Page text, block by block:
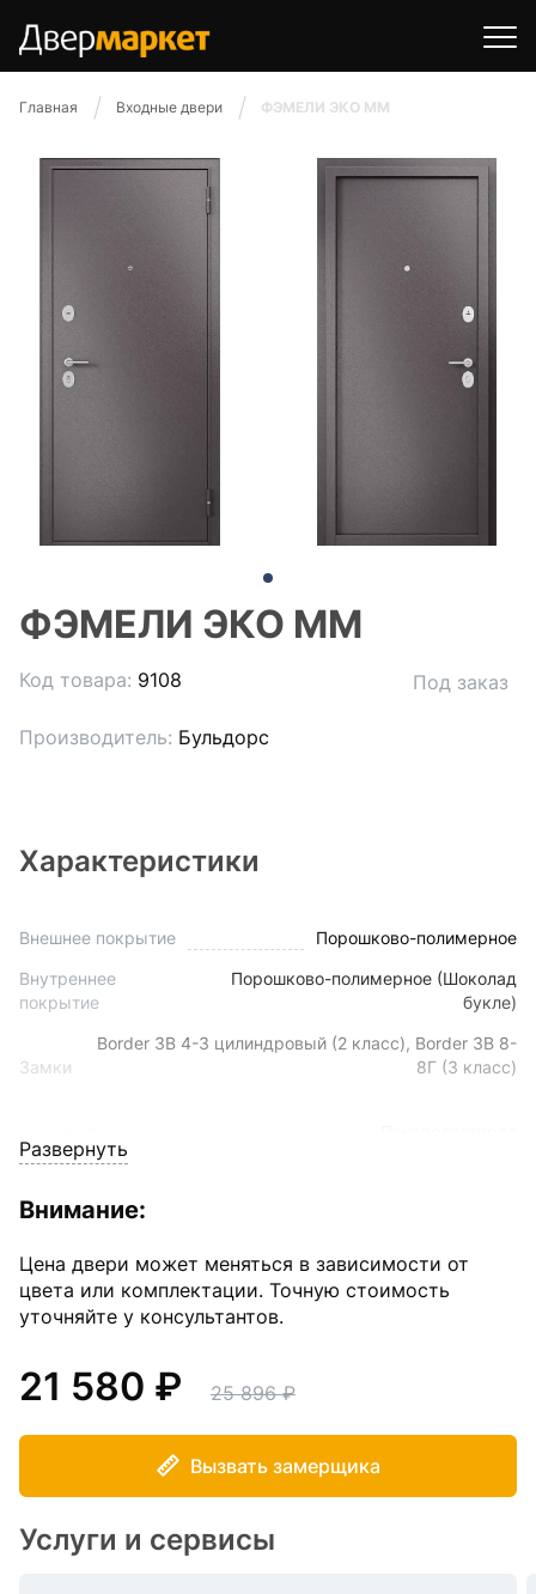
Главная Входные двери ФЭМЕЛИ ЭКО ММ
ФЭМЕЛИ ЭКО ММ
Код товара: 9108
Производитель: Бульдорс
Под заказ
Характеристики
Внешнее покрытие
Порошково-полимерное
Внутреннее
покрытие
Порошково-полимерное (Шоколад
букле)
Замки
Border ЗВ 4-3 цилиндровый (2 класс), Border 3В 8-
8Г (3 класс)
Размер
Толщина полотна 70 мм
Угол открывания
Угол открывания
Развернуть
Внимание:
Цена двери может меняться в зависимости от
цвета или комплектации. Точную стоимость
уточняйте у консультантов.
21 580 25 896
Вызвать замерщика
Услуги и сервисы